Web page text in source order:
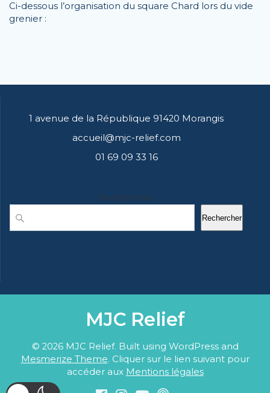
Ci-dessous l’organisation du square Chard lors du vide
grenier :
1 avenue de la République 91420 Morangis
accueil@mjc-relief.com
01 69 09 33 16
Rechercher
Rechercher
MJC Relief
© 2026 MJC Relief. Built using WordPress and
Mesmerize Theme. Cliquer sur le lien suivant pour
accéder aux Mentions légales